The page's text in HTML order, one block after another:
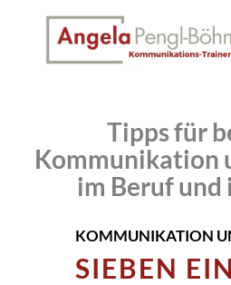
Tipps für
Kommunikation
im Beruf
KOMMUNIKATION
SIEBEN